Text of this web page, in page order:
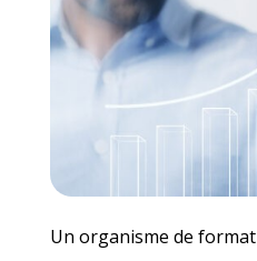
Un organisme de